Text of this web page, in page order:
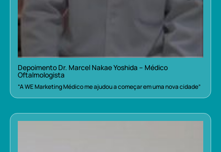
Depoimento Dr. Marcel Nakae Yoshida – Médico
Oftalmologista
“A WE Marketing Médico me ajudou a começar em uma nova cidade”